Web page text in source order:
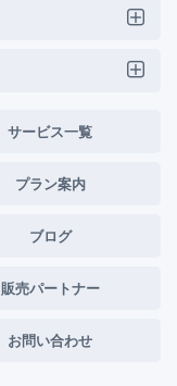
サービス一覧
プラン案内
ブログ
販売パートナー
お問い合わせ